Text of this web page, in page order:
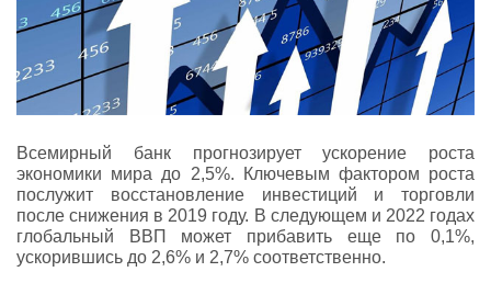
Всемирный банк прогнозирует ускорение роста
экономики мира до 2,5%. Ключевым фактором роста
послужит восстановление инвестиций и торговли
после снижения в 2019 году. В следующем и 2022 годах
глобальный ВВП может прибавить еще по 0,1%,
ускорившись до 2,6% и 2,7% соответственно.